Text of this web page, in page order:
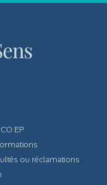
EP
ou réclamations